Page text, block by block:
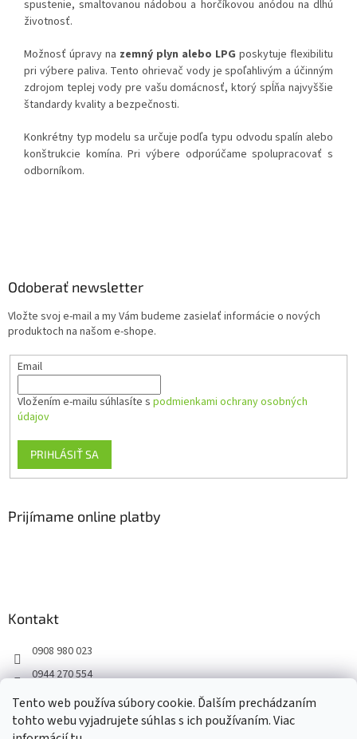
Tento web používa súbory cookie. Ďalším prechádzaním
tohto webu vyjadrujete súhlas s ich používaním. Viac
spustenie, smaltovanou nádobou a horčíkovou anódou na dlhú
životnosť.
Možnosť úpravy na zemný plyn alebo LPG poskytuje flexibilitu
pri výbere paliva. Tento ohrievač vody je spoľahlivým a účinným
zdrojom teplej vody pre vašu domácnosť, ktorý spĺňa najvyššie
štandardy kvality a bezpečnosti.
Konkrétny typ modelu sa určuje podľa typu odvodu spalín alebo
konštrukcie komína. Pri výbere odporúčame spolupracovať s
odborníkom.
Odoberať newsletter
Vložte svoj e-mail a my Vám budeme zasielať informácie o nových
produktoch na našom e-shope.
Email
Vložením e-mailu súhlasíte s podmienkami ochrany osobných
údajov
PRIHLÁSIŤ SA
Prijímame online platby
Kontakt
0908 980 023
0944 270 554
Facebook